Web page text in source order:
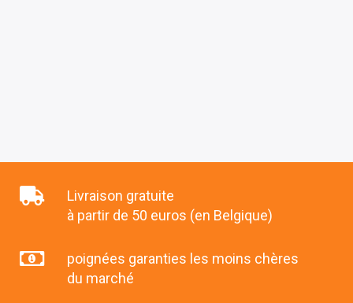
Livraison gratuite
à partir de 50 euros (en Belgique)
poignées garanties les moins chères
du marché